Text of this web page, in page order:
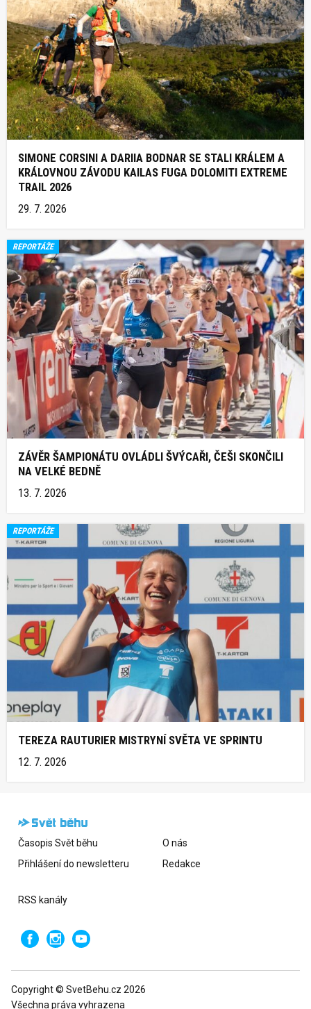
SIMONE CORSINI A DARIIA BODNAR SE STALI KRÁLEM A
KRÁLOVNOU ZÁVODU KAILAS FUGA DOLOMITI EXTREME
TRAIL 2026
29. 7. 2026
REPORTÁŽE
ZÁVĚR ŠAMPIONÁTU OVLÁDLI ŠVÝCAŘI, ČEŠI SKONČILI
NA VELKÉ BEDNĚ
13. 7. 2026
REPORTÁŽE
TEREZA RAUTURIER MISTRYNÍ SVĚTA VE SPRINTU
12. 7. 2026
Časopis Svět běhu
Přihlášení do newsletteru
O nás
Redakce
RSS kanály
Copyright © SvetBehu.cz 2026
Všechna práva vyhrazena